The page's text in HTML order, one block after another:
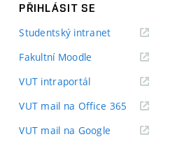
PŘIHLÁSIT SE
Studentský intranet(externí
Fakultní Moodle
VUT intraportál(externí
VUT mail na Office 365 (externí
VUT mail na Google (externí